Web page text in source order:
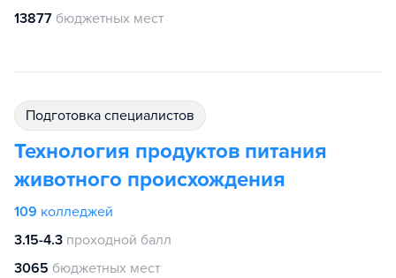
13877 бюджетных мест
подготовка специалистов
Технология продуктов питания
животного происхождения
109 колледжей
3.15-4.3 проходной балл
3065 бюджетных мест